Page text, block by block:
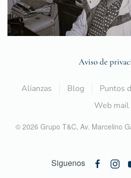
Aviso de
Alianzas Blog Puntos
Web mail
© 2026 Grupo T&C, Av. Marcelino
Siguenos